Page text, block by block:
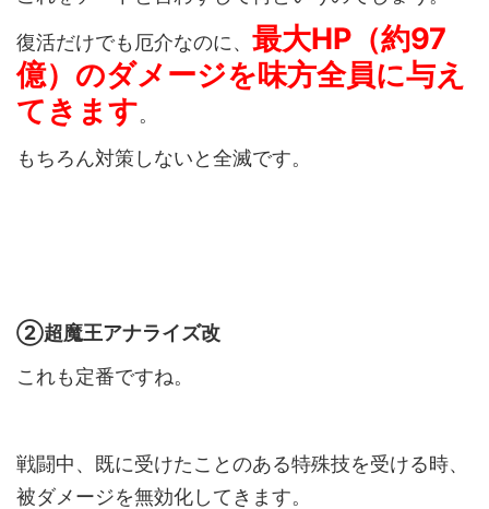
復活だけでも厄介なのに、 最大HP（約97
億）のダメージを味方全員に与え
てきます。
もちろん対策しないと全滅です。
②超魔王アナライズ改
これも定番ですね。
戦闘中、既に受けたことのある特殊技を受ける時、
被ダメージを無効化してきます。